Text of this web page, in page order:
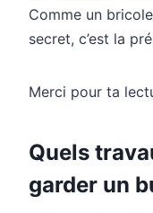
Comme un
secret, c’est la
Merci pour ta
Quels
garder un